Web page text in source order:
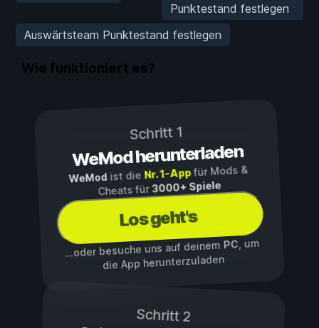
Punktestand festlegen
Auswärtsteam Punktestand festlegen
Wie funktioniert es?
Schritt 1
WeMod herunterladen
WeMod ist die Nr. 1-Appfür Mods &
Cheats für3000+ Spiele
Los geht's
...oder besuche uns auf deinemPC , um
die App herunterzuladen
Schritt 2